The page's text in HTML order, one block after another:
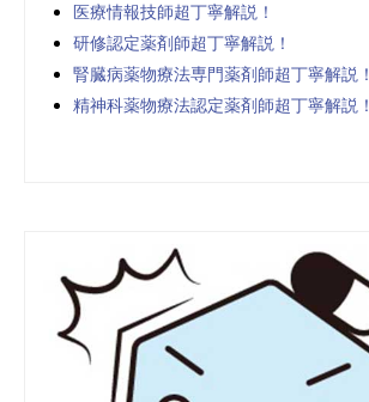
医療情報技師超丁寧解説！
研修認定薬剤師超丁寧解説！
腎臓病薬物療法専門薬剤師超丁寧解説！
精神科薬物療法認定薬剤師超丁寧解説！